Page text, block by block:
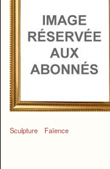
Sculpture Faïence